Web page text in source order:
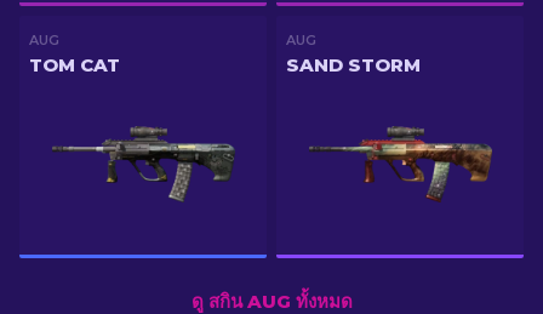
AUG
TOM CAT
AUG
SAND STORM
ดู สกิน AUG ทั้งหมด